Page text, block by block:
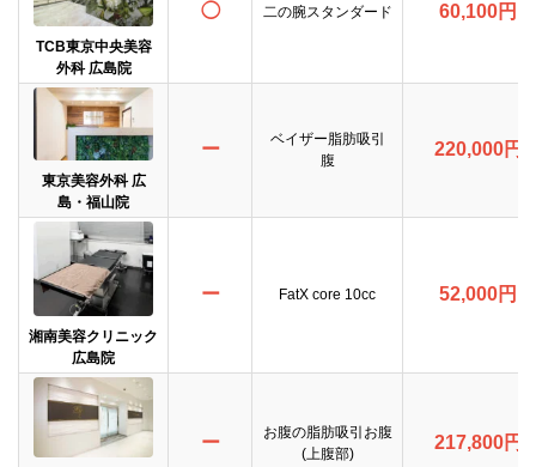
TCB東京中央美容
外科 広島院
◯ 二の腕スタンダード 60,100円
東京美容外科 広
島・福山院
ー
ベイザー脂肪吸引
腹
220,000円
湘南美容クリニック
広島院
ー FatX core 10cc 52,000円
ー
お腹の脂肪吸引お腹
(上腹部)
217,800円